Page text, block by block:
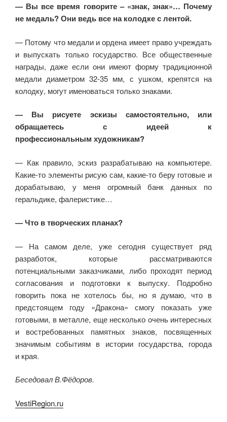
— Вы все время говорите – «знак, знак»… Почему
не медаль? Они ведь все на колодке с лентой.
— Потому что медали и ордена имеет право учреждать
и выпускать только государство. Все общественные
награды, даже если они имеют форму традиционной
медали диаметром 32-35 мм, с ушком, крепятся на
колодку, могут именоваться только знаками.
— Вы рисуете эскизы самостоятельно, или
обращаетесь с идеей к
профессиональным художникам?
— Как правило, эскиз разрабатываю на компьютере.
Какие-то элементы рисую сам, какие-то беру готовые и
дорабатываю, у меня огромный банк данных по
геральдике, фалеристике…
— Что в творческих планах?
— На самом деле, уже сегодня существует ряд
разработок, которые рассматриваются
потенциальными заказчиками, либо проходят период
согласования и подготовки к выпуску. Подробно
говорить пока не хотелось бы, но я думаю, что в
предстоящем году «Дракона» смогу показать уже
готовыми, в металле, еще несколько очень интересных
и востребованных памятных знаков, посвященных
значимым событиям в истории государства, города
и края.
Беседовал В.Фёдоров.
VestiRegion.ru